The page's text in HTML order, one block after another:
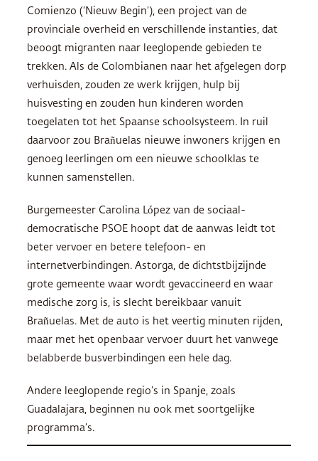
Comienzo (‘Nieuw Begin’), een project van de
provinciale overheid en verschillende instanties, dat
beoogt migranten naar leeglopende gebieden te
trekken. Als de Colombianen naar het afgelegen dorp
verhuisden, zouden ze werk krijgen, hulp bij
huisvesting en zouden hun kinderen worden
toegelaten tot het Spaanse schoolsysteem. In ruil
daarvoor zou Brañuelas nieuwe inwoners krijgen en
genoeg leerlingen om een nieuwe schoolklas te
kunnen samenstellen.
Burgemeester Carolina López van de sociaal-
democratische PSOE hoopt dat de aanwas leidt tot
beter vervoer en betere telefoon- en
internetverbindingen. Astorga, de dichtstbijzijnde
grote gemeente waar wordt gevaccineerd en waar
medische zorg is, is slecht bereikbaar vanuit
Brañuelas. Met de auto is het veertig minuten rijden,
maar met het openbaar vervoer duurt het vanwege
belabberde busverbindingen een hele dag.
Andere leeglopende regio’s in Spanje, zoals
Guadalajara, beginnen nu ook met soortgelijke
programma’s.